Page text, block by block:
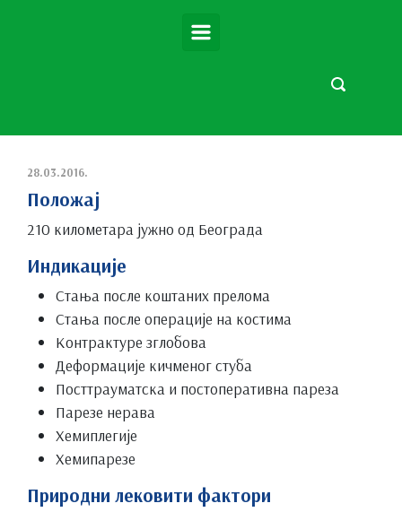
28.03.2016.
Положај
210 километара јужно од Београда
Индикације
Стања после коштаних прелома
Стања после операције на костима
Контрактуре зглобова
Деформације кичменог стуба
Посттрауматска и постоперативна пареза
Парезе нерава
Хемиплегије
Хемипарезе
Природни лековити фактори